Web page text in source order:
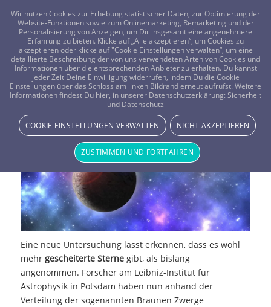
FRAGEN? KOSTENLOS ANRUFEN: 0800-8478266
Gescheiterte Sterne
Eine neue Untersuchung lässt erkennen, dass es wohl
mehr gescheiterte Sternegibt, als bislang
angenommen. Forscher am Leibniz-Institut für
Astrophysik in Potsdam haben nun anhand der
Verteilung der sogenannten Braunen Zwerge
Wir nutzen Cookies zur Erhebung statistischer Daten, zur Optimierung der
Website-Funktionen sowie zum Onlinemarketing, Remarketing und der
Personalisierung von Anzeigen, um Dir insgesamt eine angenehmere
Erfahrung zu bieten. Klicke auf „Alle akzeptieren“, um Cookies zu
akzeptieren oder klicke auf "Cookie Einstellungen verwalten“, um eine
detaillierte Beschreibung der von uns verwendeten Arten von Cookies und
Informationen über die entsprechenden Anbieter zu erhalten. Du kannst
jeder Zeit Deine Einwilligung widerrufen, indem Du die Cookie
Einstellungen über das Schloss am linken Bildrand erneut aufrufst. Weitere
Informationen findest Du hier, in unserer Datenschutzerklärung: Sicherheit
und Datenschutz
COOKIE EINSTELLUNGEN VERWALTEN NICHT AKZEPTIEREN
ZUSTIMMEN UND FORTFAHREN